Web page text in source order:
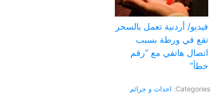
فيديو/ أردنية تعمل بالسحر
تقع في ورطة بسبب
اتصال هاتفي مع “رقم
خطأ”
Categories: احداث و جرائم